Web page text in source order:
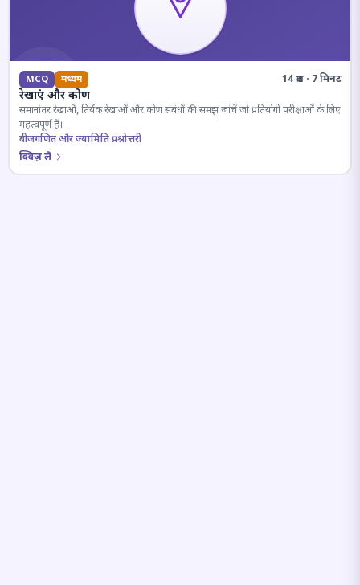
MCQ मध्यम 14 प्रश्न · 7 मिनट
रेखाएं और कोण
समानांतर रेखाओं, तिर्यक रेखाओं और कोण संबंधों की समझ जांचें जो प्रतियोगी परीक्षाओं के लिए
महत्वपूर्ण हैं।
बीजगणित और ज्यामिति प्रश्नोत्तरी
क्विज़ लें